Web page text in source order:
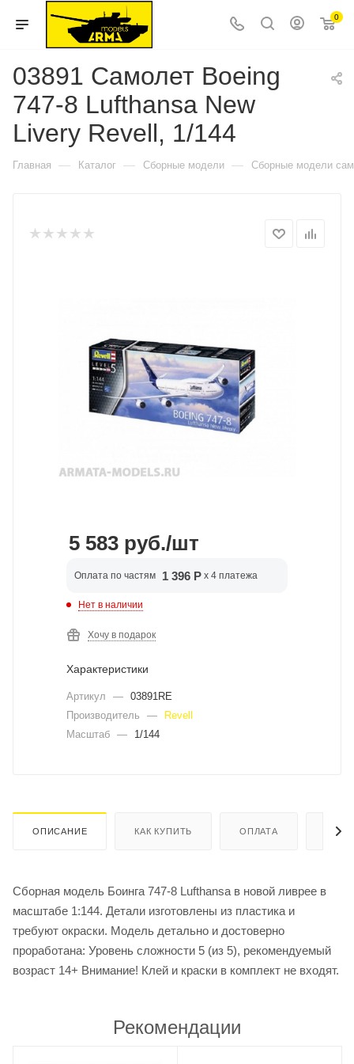
0
03891 Самолет Boeing
747-8 Lufthansa New
Livery Revell, 1/144
Главная — Каталог — Сборные модели — Сборные модели
5 583 руб./шт
Оплата по частям 1 396 Р x 4 платежа
Нет в наличии
Хочу в подарок
Характеристики
Артикул — 03891RE
Производитель
—
Revell
Масштаб — 1/144
ОПИСАНИЕ КАК КУПИТЬ ОПЛАТА
Сборная модель Боинга 747-8 Lufthansa в новой ливрее в
масштабе 1:144. Детали изготовлены из пластика и
требуют окраски. Модель детально и достоверно
проработана: Уровень сложности 5 (из 5), рекомендуемый
возраст 14+ Внимание! Клей и краски в комплект не входят.
Рекомендации